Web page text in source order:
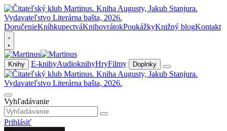
DoručenieKníhkupectváKnihovrátokPoukážkyKnižný blogKontakt
Knihy E-knihyAudioknihyHryFilmy Doplnky
Vyhľadávanie
Prihlásiť